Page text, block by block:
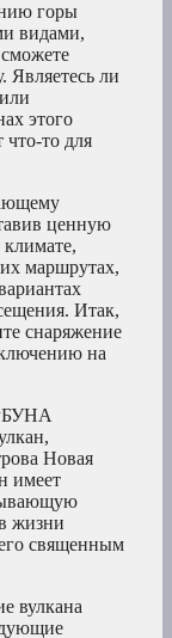
горы
видами,
Являетесь ли
этого
что-то для
ценную
маршрутах,
Итак,
снаряжение
на
Новая
имеет
жизни
священным
вулкана